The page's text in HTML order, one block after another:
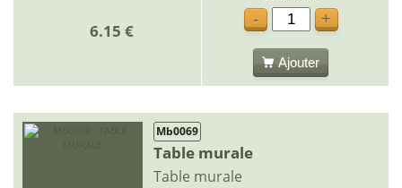
6.15 €
-
+
Ajouter
Mb0069
Table murale
Table murale